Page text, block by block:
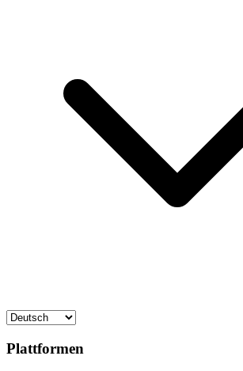
Plattformen